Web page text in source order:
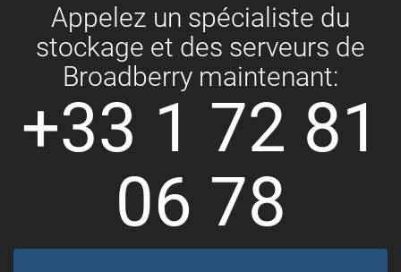
Appelez un spécialiste du
stockage et des serveurs de
Broadberry maintenant:
+33 1 72 81
06 78